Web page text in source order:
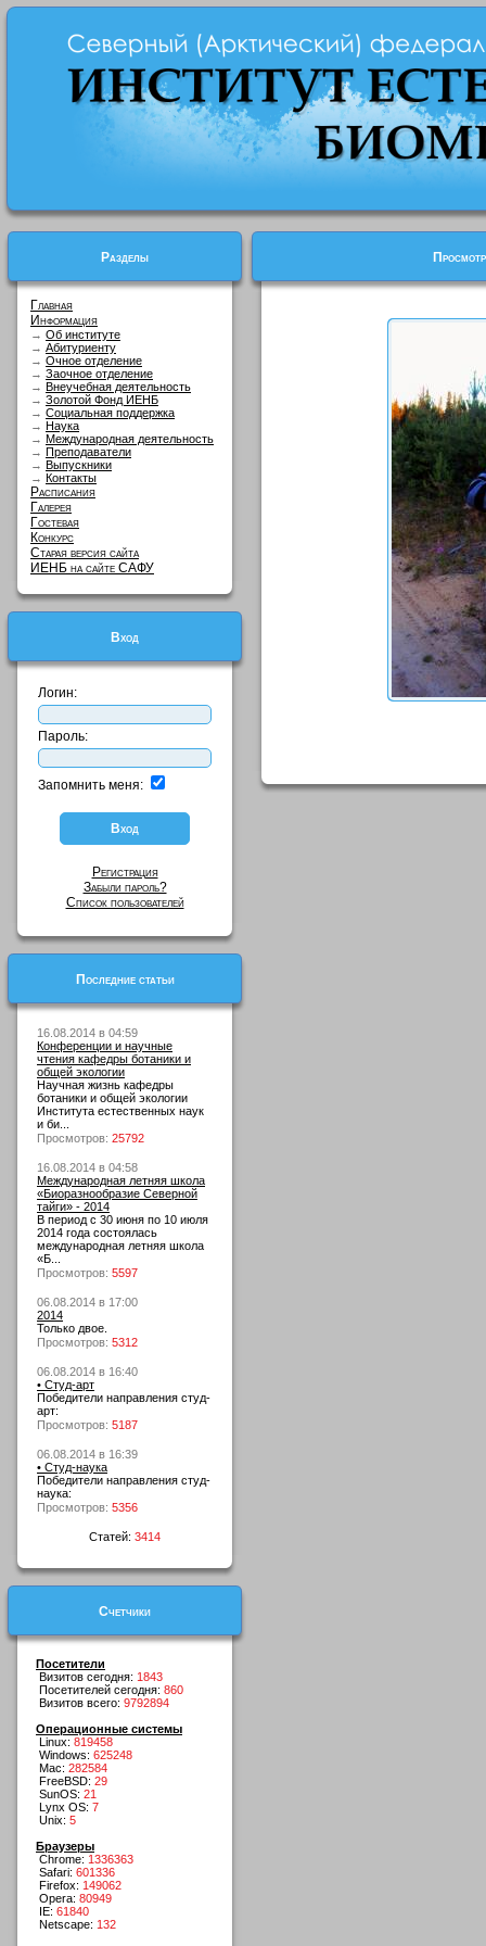
Разделы
Главная
Информация
→ Об институте
→ Абитуриенту
→ Очное отделение
→ Заочное отделение
→ Внеучебная деятельность
→ Золотой Фонд ИЕНБ
→ Социальная поддержка
→ Наука
→ Международная деятельность
→ Преподаватели
→ Выпускники
→ Контакты
Расписания
Галерея
Гостевая
Конкурс
Старая версия сайта
ИЕНБ на сайте САФУ
Вход
Логин:
Пароль:
Запомнить меня:
Регистрация
Забыли пароль?
Список пользователей
Последние статьи
16.08.2014 в 04:59
Конференции и научные
чтения кафедры ботаники и
общей экологии
Научная жизнь кафедры
ботаники и общей экологии
Института естественных наук
и би...
Просмотров: 25792
16.08.2014 в 04:58
Международная летняя школа
«Биоразнообразие Северной
тайги» - 2014
В период с 30 июня по 10 июля
2014 года состоялась
международная летняя школа
«Б...
Просмотров: 5597
06.08.2014 в 17:00
2014
Только двое.
Просмотров: 5312
06.08.2014 в 16:40
• Студ-арт
Победители направления студ-
арт:
Просмотров: 5187
06.08.2014 в 16:39
• Студ-наука
Победители направления студ-
наука:
Просмотров: 5356
Статей: 3414
Счетчики
Посетители
Визитов сегодня: 1843
Посетителей сегодня: 860
Визитов всего: 9792894
Операционные системы
Linux: 819458
Windows: 625248
Mac: 282584
FreeBSD: 29
SunOS: 21
Lynx OS: 7
Unix: 5
Браузеры
Chrome: 1336363
Safari: 601336
Firefox: 149062
Opera: 80949
IE: 61840
Netscape: 132